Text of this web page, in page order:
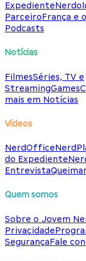
Expediente
ParceiroFrança e
Podcasts
Notícias
FilmesSéries, TV e
StreamingGames
mais em Notícias
Vídeos
NerdOffice
do Expediente
Entrevista
Quem somos
Sobre o Jovem
Privacidade
SegurançaFale